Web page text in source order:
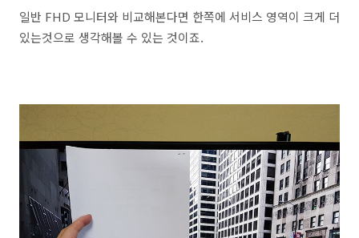
일반 FHD 모니터와 비교해본다면 한쪽에 서비스 영역이 크게 더
있는것으로 생각해볼 수 있는 것이죠.